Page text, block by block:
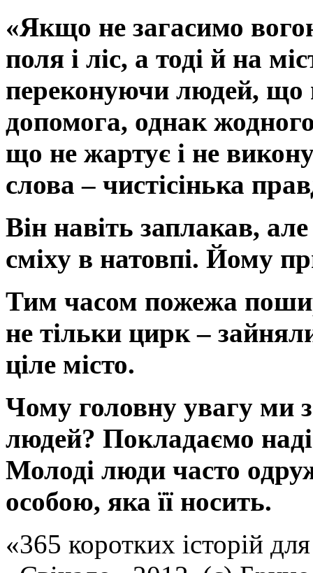
«Якщо не загасимо
поля і ліс, а тоді й на
переконуючи людей, що
допомога, однак
що не жартує і не
слова – чистісінька
Він навіть заплакав,
сміху в натовпі. Йому
Тим часом пожежа
не тільки цирк –
ціле місто.
Чому головну увагу ми
людей? Покладаємо
Молоді люди часто
особою, яка її носить.
«365 коротких історій